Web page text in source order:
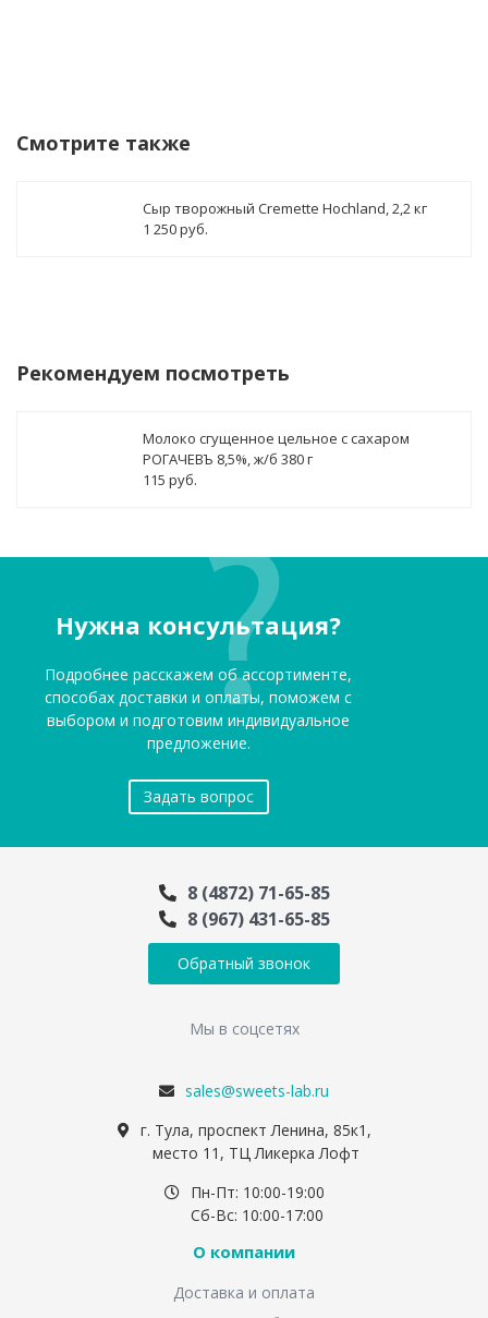
Смотрите также
Сыр творожный Cremette Hochland, 2,2 кг
1 250 руб.
Рекомендуем посмотреть
Молоко сгущенное цельное с сахаром
РОГАЧЕВЪ 8,5%, ж/б 380 г
115 руб.
Нужна консультация?
Подробнее расскажем об ассортименте,
способах доставки и оплаты, поможем с
выбором и подготовим индивидуальное
предложение.
Задать вопрос
8 (4872) 71-65-85
8 (967) 431-65-85
Обратный звонок
Мы в соцсетях
sales@sweets-lab.ru
г. Тула, проспект Ленина, 85к1,
место 11, ТЦ Ликерка Лофт
Пн-Пт: 10:00-19:00
Сб-Вс: 10:00-17:00
О компании
Доставка и оплата